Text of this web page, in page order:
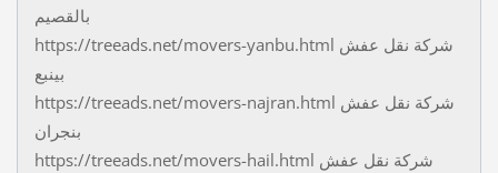
بالقصيم
https://treeads.net/movers-yanbu.html شركة نقل عفش
بينبع
https://treeads.net/movers-najran.html شركة نقل عفش
بنجران
https://treeads.net/movers-hail.html شركة نقل عفش